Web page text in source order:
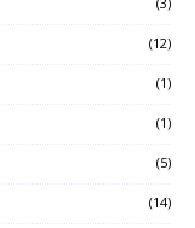
(12)
(1)
(1)
(5)
(14)